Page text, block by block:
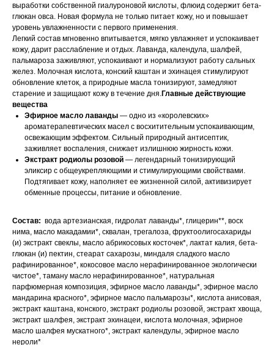
выработки собственной гиалуроновой кислоты, флюид содержит бета-
глюкан овса. Новая формула не только питает кожу, но и повышает
уровень увлажненности с первого применения.
Легкий состав мгновенно впитывается, мягко увлажняет и успокаивает
кожу, дарит расслабление и отдых. Лаванда, календула, шалфей,
пальмароза заживляют, успокаивают и нормализуют работу сальных
желез. Молочная кислота, конский каштан и эхинацея стимулируют
обновление клеток, а природные масла тонизируют, замедляют
старение и защищают кожу в течение дня.Главные действующие
вещества
Эфирное масло лаванды — одно из «королевских»
ароматерапевтических масел с восхитительным успокаивающим,
освежающим эффектом. Сильный природный антисептик,
заживляет воспаления, снижает излишнюю жирность кожи.
Экстракт родиолы розовой — легендарный тонизирующий
эликсир с общеукрепляющими и стимулирующими свойствами.
Подтягивает кожу, наполняет ее жизненной силой, активизирует
обменные процессы, питание и обновление.
Состав: вода артезианская, гидролат лаванды*, глицерин**, воск
нима, масло макадамии*, сквалан, трегалоза, фруктоолигосахариды
(и) экстракт свеклы, масло абрикосовых косточек*, лактат калия, бета-
глюкан (и) пектин, стеарат сахарозы, миндаля сладкого масло
рафинированное*, кокосовое масло нерафинированное экологически
чистое*, таману масло нерафинированное*, натуральная
парфюмерная композиция, эфирное масло лаванды*, эфирное масло
мандарина красного*, эфирное масло пальмарозы*, кислота анисовая,
экстракт каштана, конского, экстракт родиолы розовой, экстракт хвоща,
экстракт шалфея, экстракт эхинацеи, кислота молочная, эфирное
масло шалфея мускатного*, экстракт календулы, эфирное масло
нероли*